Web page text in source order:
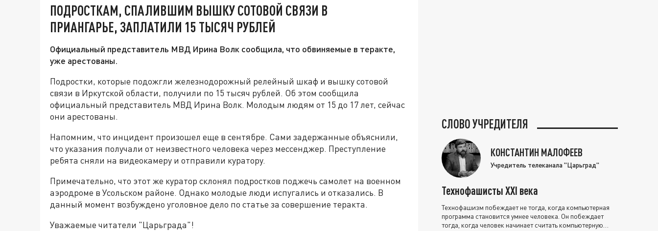
ПОДРОСТКАМ, СПАЛИВШИМ ВЫШКУ СОТОВОЙ СВЯЗИ В
ПРИАНГАРЬЕ, ЗАПЛАТИЛИ 15 ТЫСЯЧ РУБЛЕЙ
Официальный представитель МВД Ирина Волк сообщила, что обвиняемые в теракте,
уже арестованы.
Подростки, которые подожгли железнодорожный релейный шкаф и вышку сотовой
связи в Иркутской области, получили по 15 тысяч рублей. Об этом сообщила
официальный представитель МВД Ирина Волк. Молодым людям от 15 до 17 лет, сейчас
они арестованы.
Напомним, что инцидент произошел еще в сентябре. Сами задержанные объяснили,
что указания получали от неизвестного человека через мессенджер. Преступление
ребята сняли на видеокамеру и отправили куратору.
Примечательно, что этот же куратор склонял подростков поджечь самолет на военном
аэродроме в Усольском районе. Однако молодые люди испугались и отказались. В
данный момент возбуждено уголовное дело по статье за совершение теракта.
Уважаемые читатели "Царьграда"!
СЛОВО УЧРЕДИТЕЛЯ
КОНСТАНТИН МАЛОФЕЕВ
Учредитель телеканала "Царьград"
Технофашисты XXI века
Технофашизм побеждает не тогда, когда компьютерная
программа становится умнее человека. Он побеждает
тогда, когда человек начинает считать компьютерную